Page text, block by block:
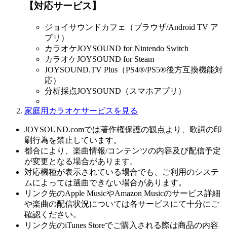
【対応サービス】
ジョイサウンドカフェ（ブラウザ/Android TV ア
プリ）
カラオケJOYSOUND for Nintendo Switch
カラオケJOYSOUND for Steam
JOYSOUND.TV Plus（PS4®/PS5®後方互換機能対
応）
分析採点JOYSOUND（スマホアプリ）
家庭用カラオケサービスを見る
JOYSOUND.comでは著作権保護の観点より、歌詞の印
刷行為を禁止しています。
都合により、楽曲情報/コンテンツの内容及び配信予定
が変更となる場合があります。
対応機種が表示されている場合でも、ご利用のシステ
ムによっては選曲できない場合があります。
リンク先のApple MusicやAmazon Musicのサービス詳細
や楽曲の配信状況については各サービスにて十分にご
確認ください。
リンク先のiTunes Storeでご購入される際は商品の内容